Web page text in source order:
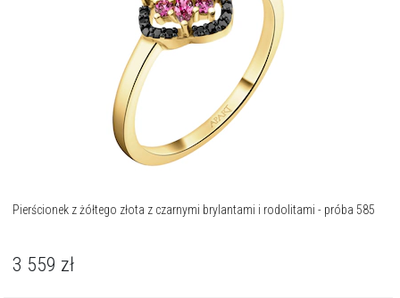
Pierścionek z żółtego złota z czarnymi brylantami i rodolitami - próba 585
3 559 zł